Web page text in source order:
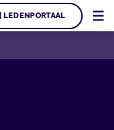
LEDENPORTAAL